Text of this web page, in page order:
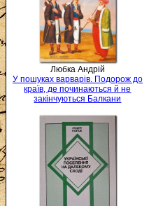
Любка Андрій
У пошуках варварів. Подорож до
країв, де починаються й не
закінчуються Балкани